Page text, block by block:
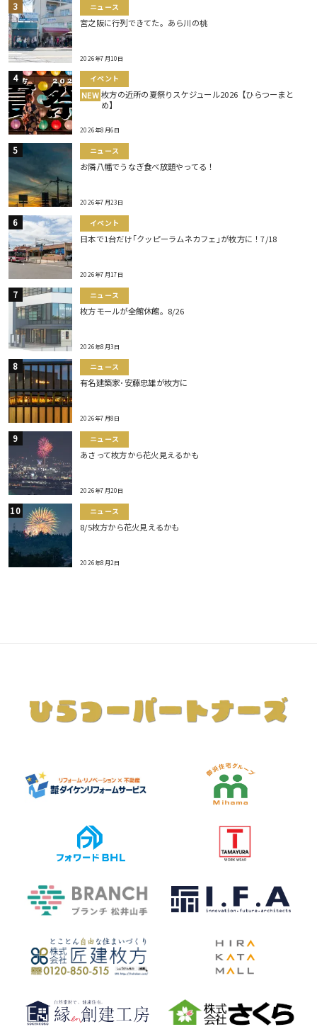
ニュース
宮之阪に行列できてた。あら川の桃
2026年7月10日
イベント
NEW 枚方の近所の夏祭りスケジュール2026【ひらつーまと
め】
2026年8月6日
ニュース
お隣八幡でうなぎ食べ放題やってる！
2026年7月23日
イベント
日本で1台だけ｢クッピーラムネカフェ｣が枚方に！7/18
2026年7月17日
ニュース
枚方モールが全館休館。8/26
2026年8月3日
ニュース
有名建築家･安藤忠雄が枚方に
2026年7月8日
ニュース
あさって枚方から花火見えるかも
2026年7月20日
ニュース
8/5枚方から花火見えるかも
2026年8月2日